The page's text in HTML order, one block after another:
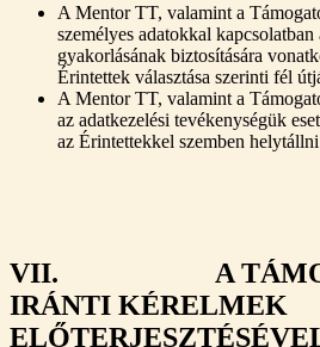
A Mentor TT, valamint a
személyes adatokkal
gyakorlásának biztosítására
Érintettek választása szerinti fél
A Mentor TT, valamint a
az adatkezelési tevékenységük
az Érintettekkel szemben
VII. A
IRÁNTI KÉRELMEK